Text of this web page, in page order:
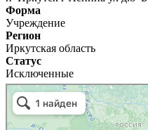
Форма
Учреждение
Регион
Иркутская область
Статус
Исключенные